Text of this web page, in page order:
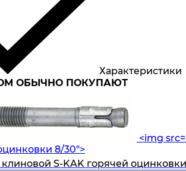
Характеристики
ОБЫЧНО ПОКУПАЮТ
<img
8/30">
S‑KAK горячей